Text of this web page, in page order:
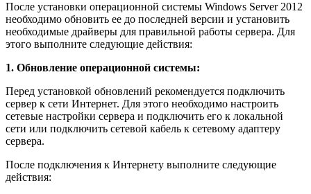
После установки операционной системы Windows Server 2012
необходимо обновить ее до последней версии и установить
необходимые драйверы для правильной работы сервера. Для
этого выполните следующие действия:
1. Обновление операционной системы:
Перед установкой обновлений рекомендуется подключить
сервер к сети Интернет. Для этого необходимо настроить
сетевые настройки сервера и подключить его к локальной
сети или подключить сетевой кабель к сетевому адаптеру
сервера.
После подключения к Интернету выполните следующие
действия: